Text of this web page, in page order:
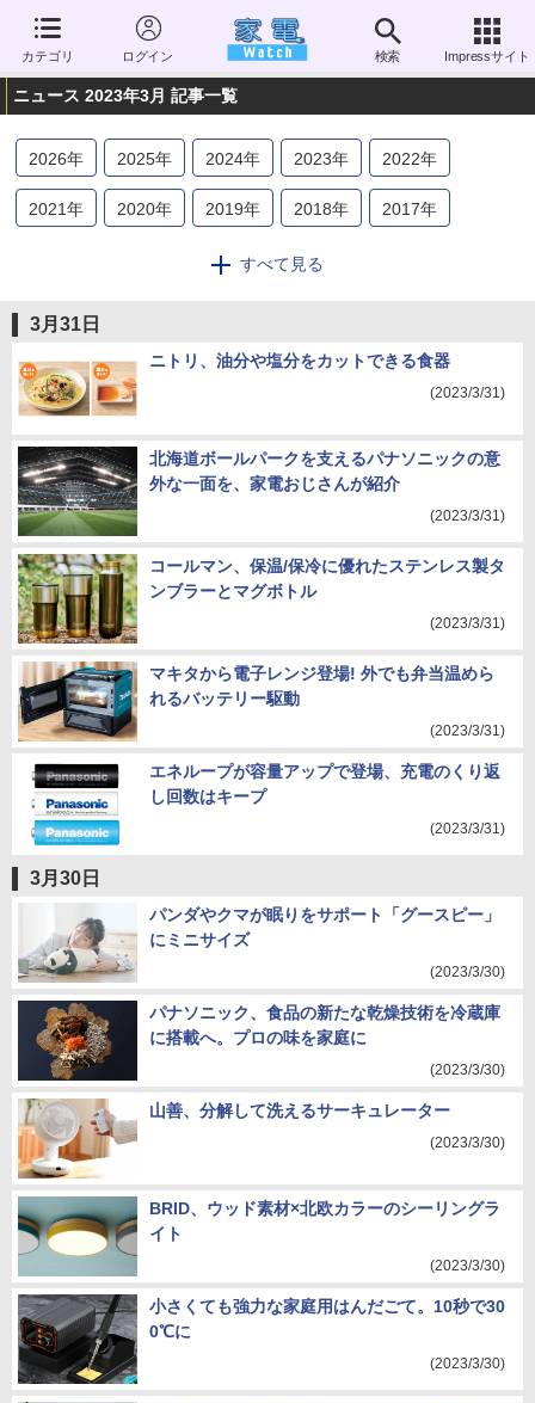
カテゴリ ログイン 検索 Impressサイト
ニュース 2023年3月 記事一覧
2026年 2025年 2024年 2023年 2022年
2021年 2020年 2019年 2018年 2017年
2014年 2013
2006年
すべて見る
3月31日
ニトリ、油分や塩分をカットできる食器
(2023/3/31)
北海道ボールパークを支えるパナソニックの意
外な一面を、家電おじさんが紹介
(2023/3/31)
コールマン、保温/保冷に優れたステンレス製タ
ンブラーとマグボトル
(2023/3/31)
マキタから電子レンジ登場! 外でも弁当温めら
れるバッテリー駆動
(2023/3/31)
エネループが容量アップで登場、充電のくり返
し回数はキープ
(2023/3/31)
3月30日
パンダやクマが眠りをサポート「グースピー」
にミニサイズ
(2023/3/30)
パナソニック、食品の新たな乾燥技術を冷蔵庫
に搭載へ。プロの味を家庭に
(2023/3/30)
山善、分解して洗えるサーキュレーター
(2023/3/30)
BRID、ウッド素材×北欧カラーのシーリングラ
イト
(2023/3/30)
小さくても強力な家庭用はんだごて。10秒で30
0℃に
(2023/3/30)